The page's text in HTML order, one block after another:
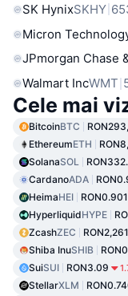
SK HynixSKHY
Micron
JPmorgan Chase
Walmart IncWMT
Cele mai
BitcoinBTC
EthereumETH
SolanaSOL
CardanoADA
HeimaHEI
HyperliquidHYPE
ZcashZEC
Shiba InuSHIB
SuiSUI RON3.09
StellarXLM